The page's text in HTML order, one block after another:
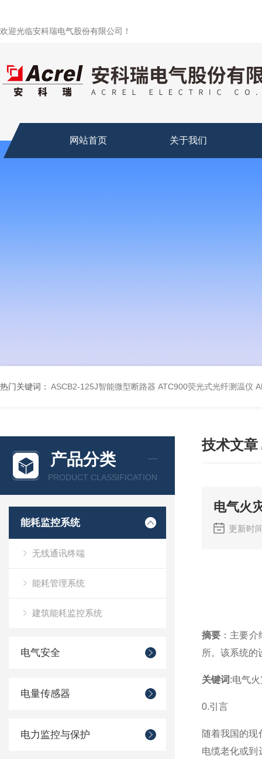
欢迎光临安科瑞电气股份有限公司！
网站首页 关于我们
热门关键词： ASCB2-125J智能微型断路器 ATC900荧光式光纤测温仪
产品分类
PRODUCT CLASSIFICATION
能耗监控系统
无线通讯终端
能耗管理系统
建筑能耗监控系统
电气安全
电量传感器
电力监控与保护
技术文章
电气火
更新时
摘要：主要介
所。该系统的
关键词 :电气
0.引言
随着我国的
电缆老化或到